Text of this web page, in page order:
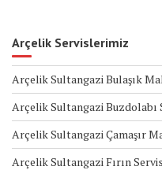
Arçelik Servislerimiz
Arçelik Sultangazi Bulaşık
Arçelik Sultangazi Buzdolabı
Arçelik Sultangazi Çamaşır
Arçelik Sultangazi Fırın